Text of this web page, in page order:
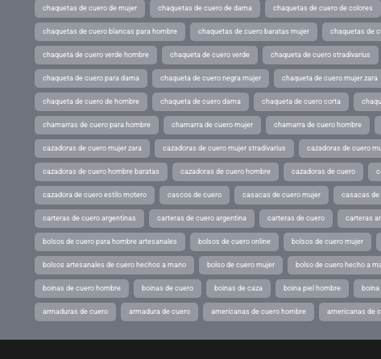
chaquetas de cuero de mujer chaquetas de cuero de dama chaquetas de cuero de colores
chaquetas de cuero blancas para hombre chaquetas de cuero baratas mujer chaquetas de
chaqueta de cuero verde hombre chaqueta de cuero verde chaqueta de cuero stradivarius
chaqueta de cuero para dama chaqueta de cuero negra mujer chaqueta de cuero mujer zara
chaqueta de cuero de hombre chaqueta de cuero dama chaqueta de cuero corta
chamarras de cuero para hombre chamarra de cuero mujer chamarra de cuero hombre
cazadoras de cuero mujer zara cazadoras de cuero mujer stradivarius cazadoras de cuero
cazadoras de cuero hombre baratas cazadoras de cuero hombre cazadoras de cuero
cazadora de cuero estilo motero cascos de cuero casacas de cuero mujer casacas de
carteras de cuero argentinas carteras de cuero argentina carteras de cuero carteras
bolsos de cuero para hombre artesanales bolsos de cuero online bolsos de cuero mujer
bolsos artesanales de cuero hechos a mano bolso de cuero mujer bolso de cuero hecho a
boinas de cuero hombre boinas de cuero boinas de caza boina piel hombre boina
armaduras de cuero armadura de cuero americanas de cuero hombre americanas de